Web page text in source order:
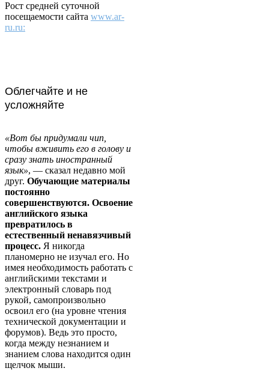
Рост средней суточной
посещаемости сайта www.ar-
ru.ru:
Облегчайте и не
усложняйте
«Вот бы придумали чип,
чтобы вживить его в голову и
сразу знать иностранный
язык», — сказал недавно мой
друг. Обучающие материалы
постоянно
совершенствуются. Освоение
английского языка
превратилось в
естественный ненавязчивый
процесс. Я никогда
планомерно не изучал его. Но
имея необходимость работать с
английскими текстами и
электронный словарь под
рукой, самопроизвольно
освоил его (на уровне чтения
технической документации и
форумов). Ведь это просто,
когда между незнанием и
знанием слова находится один
щелчок мыши.